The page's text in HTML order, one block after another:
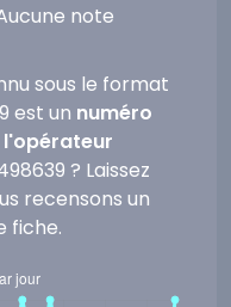
note
sous le format
est un numéro
? Laissez
recensons un
fiche.